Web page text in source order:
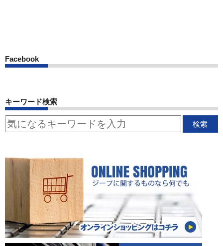
Facebook
キーワード検索